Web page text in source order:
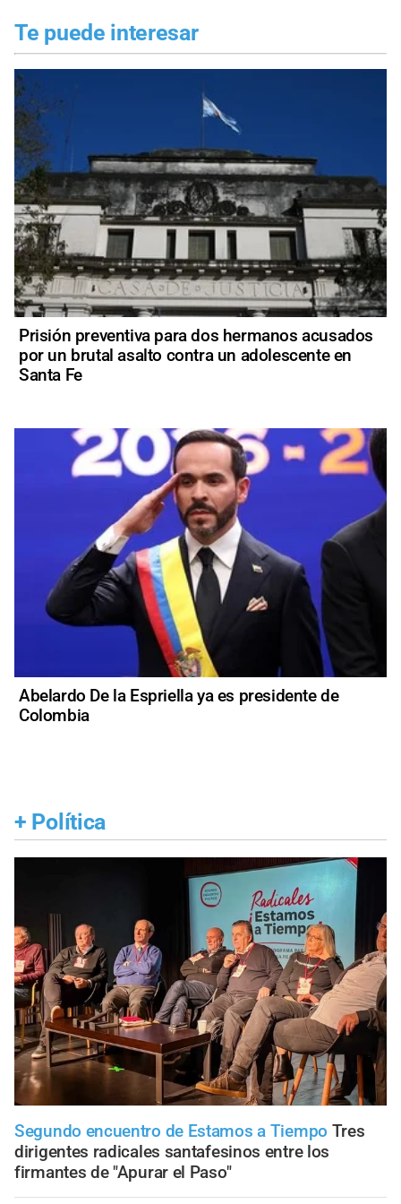
Te puede interesar
Prisión preventiva para dos hermanos acusados
por un brutal asalto contra un adolescente en
Santa Fe
Abelardo De la Espriella ya es presidente de
Colombia
+ Política
Segundo encuentro de Estamos a Tiempo Tres
dirigentes radicales santafesinos entre los
firmantes de "Apurar el Paso"